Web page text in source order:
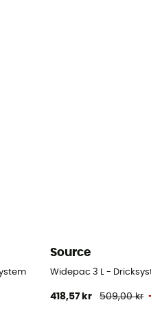
Source
Widepac 3 L -
418,57 kr 509,00 kr